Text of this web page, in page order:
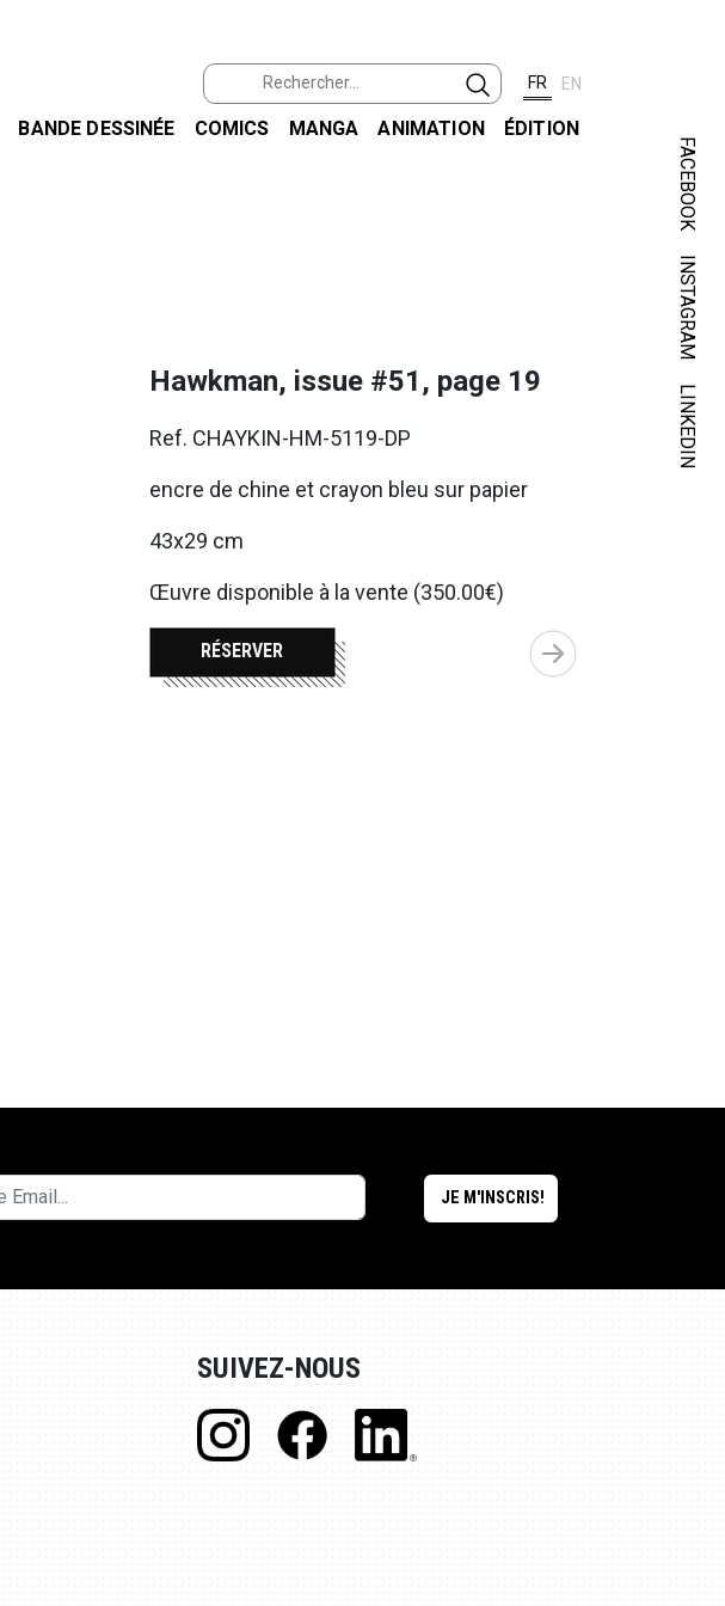
FR EN
BANDE DESSINÉE COMICS MANGA ANIMATION ÉDITION
FACEBOOK
INSTAGRAM
LINKEDIN
Hawkman, issue #51, page 19
Ref. CHAYKIN-HM-5119-DP
encre de chine et crayon bleu sur papier
43x29 cm
Œuvre disponible à la vente (350.00€)
RÉSERVER
SUIVEZ-NOUS